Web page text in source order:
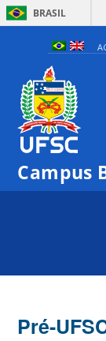
BRASIL
Campus
Pré-